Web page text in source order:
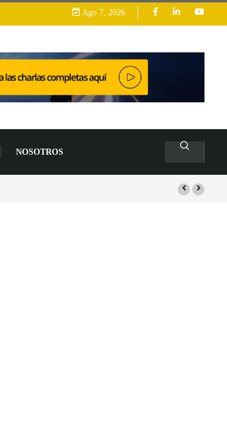
Ago 7, 2026
NOSOTROS